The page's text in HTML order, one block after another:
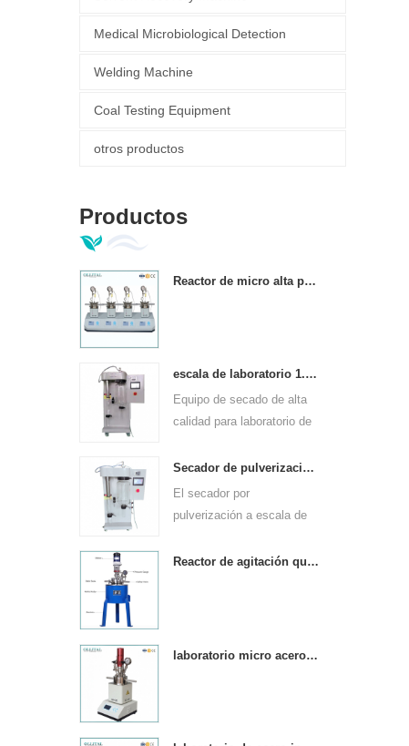
Medical Microbiological Detection
Welding Machine
Coal Testing Equipment
otros productos
Productos
Reactor de micro alta presión paralelo automático completo
escala de laboratorio 1.5l mini máquina secadora por aspersión
Equipo de secado de alta
calidad para laboratorio de
Secador de pulverización experimental de pequeña escala para laboratorios.
El secador por
pulverización a escala de
para la producción en
Reactor de agitación química de acero inoxidable de alta presión.
laboratorio micro acero inoxidable reactor de alta presión